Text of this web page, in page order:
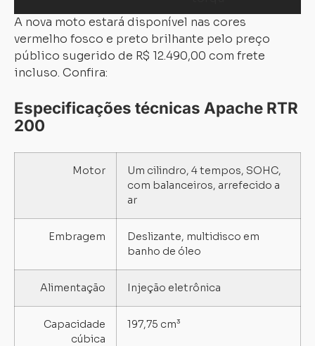
A nova moto estará disponível nas cores
vermelho fosco e preto brilhante pelo preço
público sugerido de R$ 12.490,00 com frete
incluso. Confira:
Especificações técnicas Apache RTR
200
Motor
Um cilindro, 4 tempos, SOHC,
com balanceiros, arrefecido a
ar
Embragem
Deslizante, multidisco em
banho de óleo
Alimentação Injeção eletrônica
Capacidade
cúbica
197,75 cm³